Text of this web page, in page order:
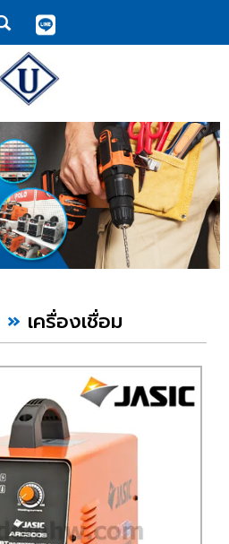
» เครื่องเชื่อม